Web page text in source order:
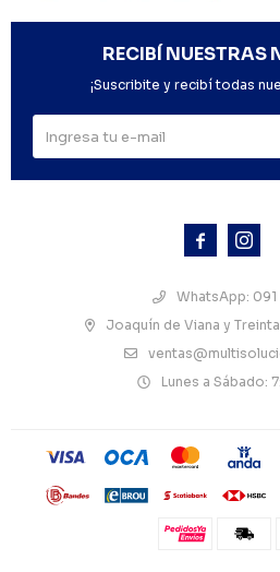
 
WhatsApp:
Joaquín de Viana y
Lunes a Sábado:
RECIBÍ NUESTRAS
¡Suscribite y recibí todas